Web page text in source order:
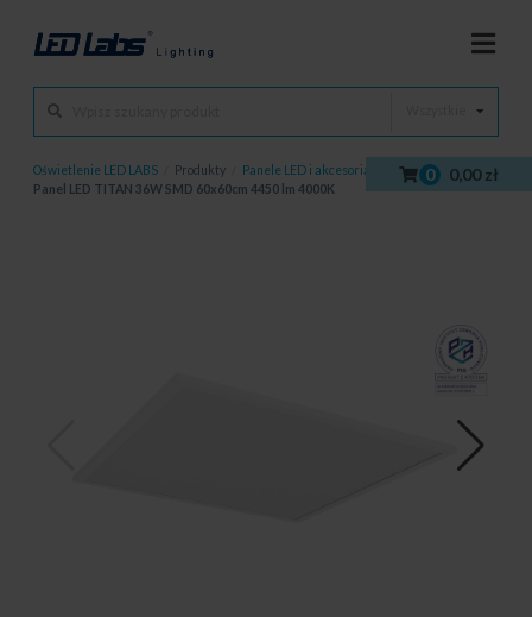
0 0,00 zł
Oświetlenie LED LABS Produkty Panele LED i akcesoria Panele LED /
Panel LED TITAN 36W SMD 60x60cm 4450 lm 4000K